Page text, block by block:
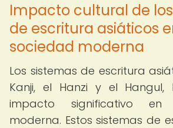
Impacto cultural de
de escritura asiáticos
sociedad moderna
Los sistemas de escritura
Kanji, el Hanzi y el
impacto significativo
moderna. Estos sistemas de